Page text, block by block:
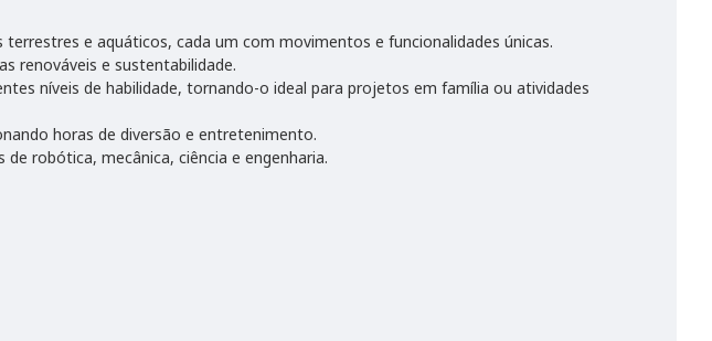
e aquáticos, cada um com movimentos e funcionalidades únicas.
renováveis e sustentabilidade.
níveis de habilidade, tornando-o ideal para projetos em família ou atividades
horas de diversão e entretenimento.
robótica, mecânica, ciência e engenharia.